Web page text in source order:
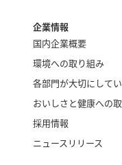
企業情報
国内企業概要
環境への取り組み
各部門が大切にして
おいしさと健康への
採用情報
ニュースリリース